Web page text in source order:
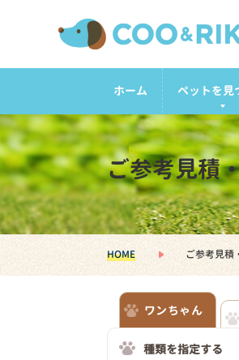
ホーム ペットを見
ご参考見積
HOME ご参考見積
ワンちゃん
種類を指定する